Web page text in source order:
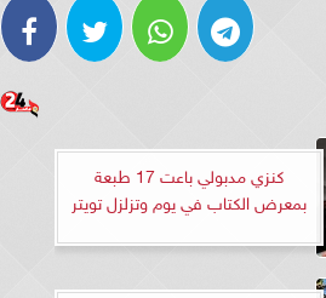
كنزي مدبولي باعت 17 طبعة
بمعرض الكتاب في يوم وتزلزل تويتر